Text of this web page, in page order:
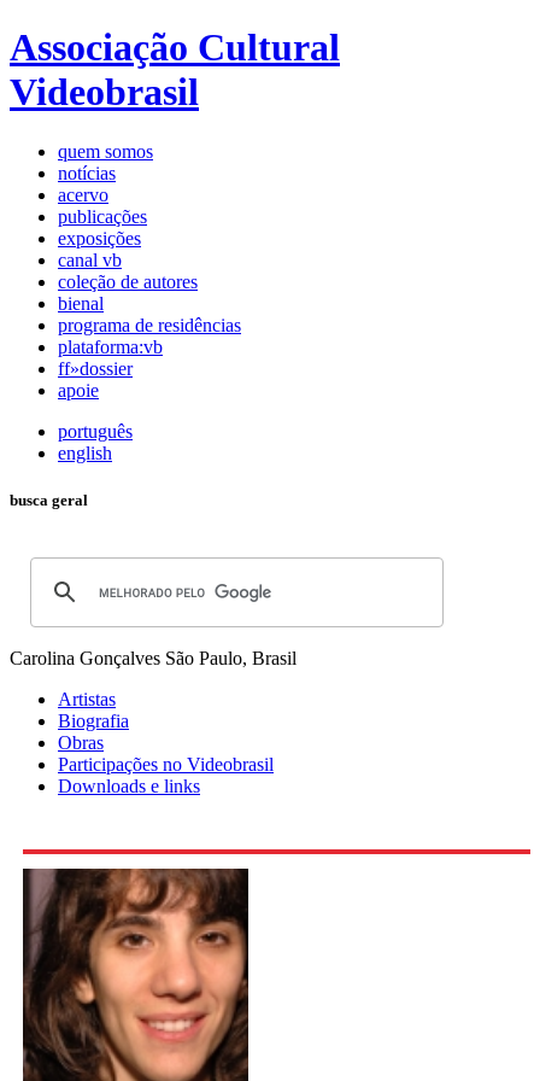
Associação Cultural
Videobrasil
quem somos
notícias
acervo
publicações
exposições
canal vb
coleção de autores
bienal
programa de residências
plataforma:vb
ff»dossier
apoie
português
english
busca geral
Carolina Gonçalves São Paulo, Brasil
Artistas
Biografia
Obras
Participações no Videobrasil
Downloads e links